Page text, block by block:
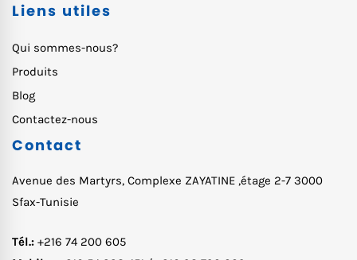
Liens utiles
Qui sommes-nous?
Produits
Blog
Contactez-nous
Contact
Avenue des Martyrs, Complexe ZAYATINE ,étage 2-7 3000
Sfax-Tunisie
Tél.: +216 74 200 605